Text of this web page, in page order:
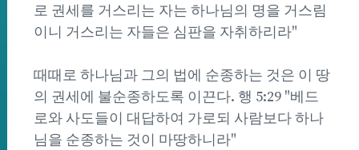
로 권세를 거스리는 자는 하나님의 명을 거스림
이니 거스리는 자들은 심판을 자취하리라"
때때로 하나님과 그의 법에 순종하는 것은 이 땅
의 권세에 불순종하도록 이끈다. 행 5:29 "베드
로와 사도들이 대답하여 가로되 사람보다 하나
님을 순종하는 것이 마땅하니라"